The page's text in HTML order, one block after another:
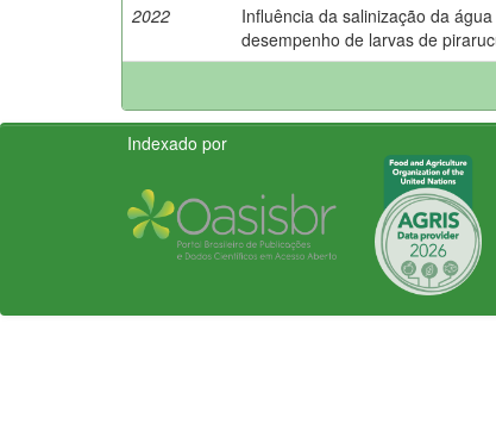
2022
Influência da salinização da
desempenho de larvas de
Indexado por